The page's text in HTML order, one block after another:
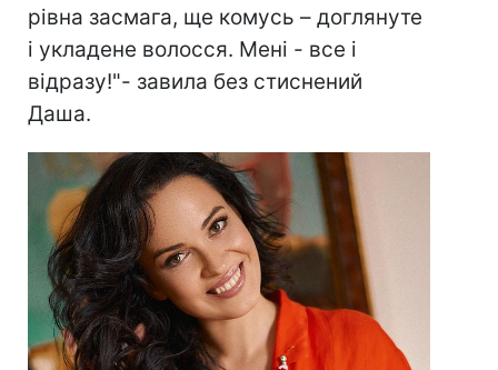
рівна засмага, ще комусь – доглянуте
і укладене волосся. Мені - все і
відразу!"- завила без стиснений
Даша.